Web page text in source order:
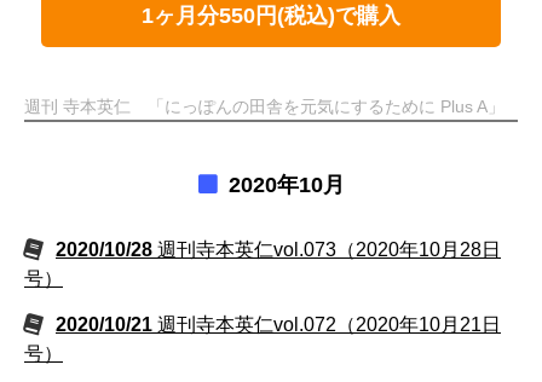
1ヶ月分550円(税込)で購入
週刊 寺本英仁 「にっぽんの田舎を元気にするために Plus A」
2020年10月
2020/10/28 週刊寺本英仁vol.073（2020年10月28日
号）
2020/10/21 週刊寺本英仁vol.072（2020年10月21日
号）